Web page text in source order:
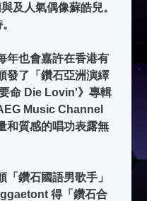
及人氣偶像蘇皓兒。
年也會嘉許在香港有
發了「鑽石亞洲演繹
命 Die Lovin'》專輯
Music Channel
和質感的唱功表露無
鑽石國語男歌手」
得「鑽石合